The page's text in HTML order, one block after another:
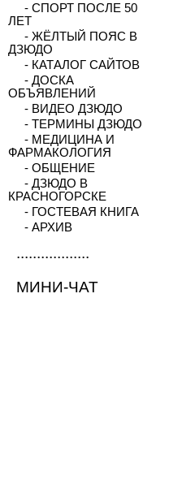
- СПОРТ ПОСЛЕ 50
ЛЕТ
- ЖЁЛТЫЙ ПОЯС В
ДЗЮДО
- КАТАЛОГ САЙТОВ
- ДОСКА
ОБЪЯВЛЕНИЙ
- ВИДЕО ДЗЮДО
- ТЕРМИНЫ ДЗЮДО
- МЕДИЦИНА И
ФАРМАКОЛОГИЯ
- ОБЩЕНИЕ
- ДЗЮДО В
КРАСНОГОРСКЕ
- ГОСТЕВАЯ КНИГА
- АРХИВ
..................
МИНИ-ЧАТ